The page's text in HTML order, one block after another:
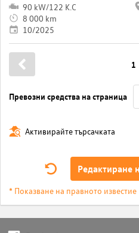
90 kW/122 K.C
8 000 km
10/2025
Превозни средства на страница
1
Активирайте търсачката
Редактиране
* Показване на правното известие